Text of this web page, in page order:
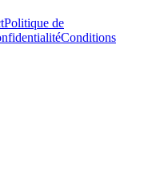
Politique de
Conditions